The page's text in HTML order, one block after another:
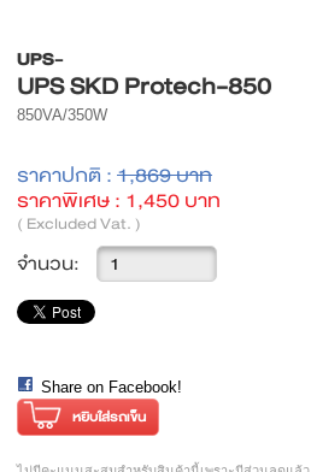
UPS-
UPS SKD Protech-850
850VA/350W
ราคาปกติ : 1,869 บาท
ราคาพิเศษ : 1,450 บาท
( Excluded Vat. )
จำนวน:
Share on Facebook!